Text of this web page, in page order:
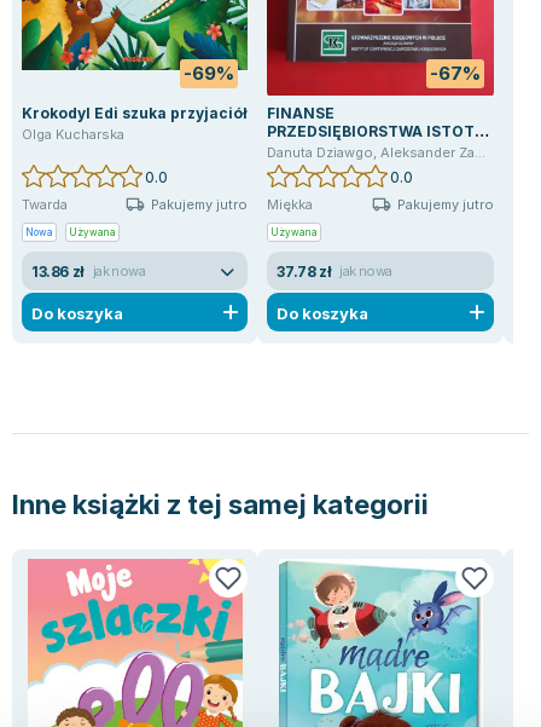
-69%
Krokodyl Edi szuka przyjaciół
Olga Kucharska
0.0
Twarda Pakujemy jutro
Nowa Używana
13.86 zł jak nowa
Do koszyka
-67%
FINANSE
PRZEDSIĘBIORSTWA ISTOTA
NARZĘDZIA ZARZĄDZANIE
Danuta Dziawgo,Aleksander Zawadzki
0.0
Miękka Pakujemy jutro
Używana
37.78 zł jak nowa
Do koszyka
Inne książki z tej samej kategorii